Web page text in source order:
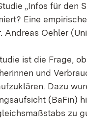
„Infos für den
Eine
Andreas Oehler
ist die Frage,
und
Dazu
(BaFin)
zu